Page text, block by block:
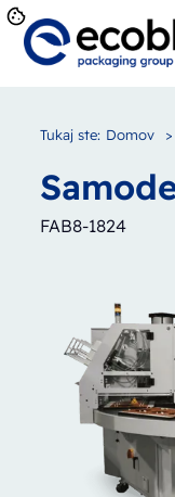
Tukaj ste: Domov >
FAB8-1824